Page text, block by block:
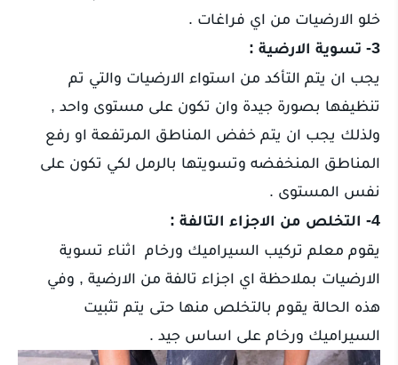
خلو الارضيات من اي فراغات .
3- تسوية الارضية :
يجب ان يتم التأكد من استواء الارضيات والتي تم
تنظيفها بصورة جيدة وان تكون على مستوى واحد ,
ولذلك يجب ان يتم خفض المناطق المرتفعة او رفع
المناطق المنخفضه وتسويتها بالرمل لكي تكون على
نفس المستوى .
4- التخلص من الاجزاء التالفة :
يقوم معلم تركيب السيراميك ورخام اثناء تسوية
الارضيات بملاحظة اي اجزاء تالفة من الارضية , وفي
هذه الحالة يقوم بالتخلص منها حتى يتم تثبيت
السيراميك ورخام على اساس جيد .